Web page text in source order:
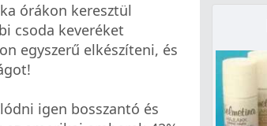
órákon keresztül
csoda keveréket
egyszerű elkészíteni, és
igen bosszantó és